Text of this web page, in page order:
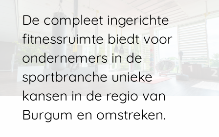
De compleet ingerichte
fitnessruimte biedt voor
ondernemers in de
sportbranche unieke
kansen in de regio van
Burgum en omstreken.